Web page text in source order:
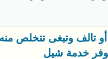
تالف وتبغى تتخلص